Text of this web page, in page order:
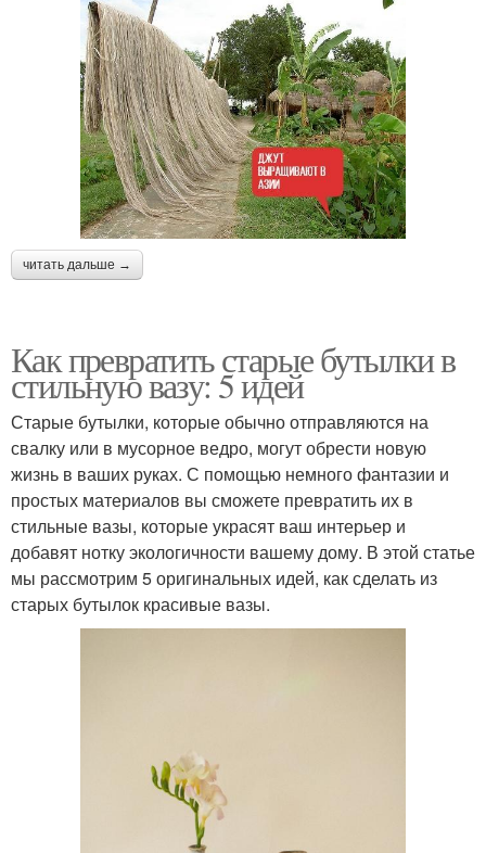
читать дальше →
Как превратить старые бутылки в
стильную вазу: 5 идей
Старые бутылки, которые обычно отправляются на
свалку или в мусорное ведро, могут обрести новую
жизнь в ваших руках. С помощью немного фантазии и
простых материалов вы сможете превратить их в
стильные вазы, которые украсят ваш интерьер и
добавят нотку экологичности вашему дому. В этой статье
мы рассмотрим 5 оригинальных идей, как сделать из
старых бутылок красивые вазы.